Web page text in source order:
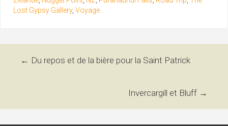
Lost Gypsy Gallery, Voyage
Navigation
articles
← Du repos et de la bière pour la Saint Patrick
Invercargill et Bluff →